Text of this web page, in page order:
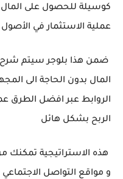
كوسيلة للحصول على المال.
عملية الاستثمار في
ضمن هذا بلوجر سيتم شرح
المال بدون الحاجة الى
الروابط عبر افضل الطرق
الربح بشكل هائل
هذه الاستراتيجية تمكنك
و مواقع التواصل